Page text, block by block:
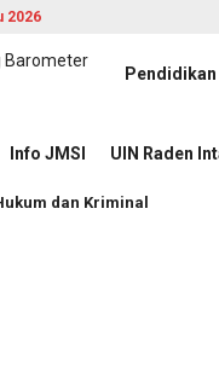
2026
Pendidikan
Info JMSI UIN Raden
dan Kriminal